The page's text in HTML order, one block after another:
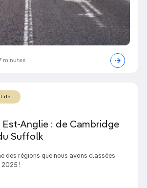
minutes
Life
Est-Anglie : de Cambridge
Suffolk
des régions que nous avons classées
2025 !